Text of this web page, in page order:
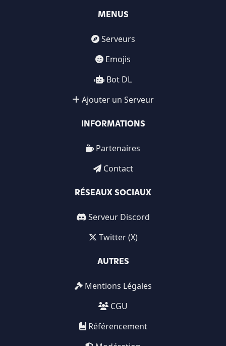
MENUS
Serveurs
Emojis
Bot DL
Ajouter un Serveur
INFORMATIONS
Partenaires
Contact
RÉSEAUX SOCIAUX
Serveur Discord
Twitter (X)
AUTRES
Mentions Légales
CGU
Référencement